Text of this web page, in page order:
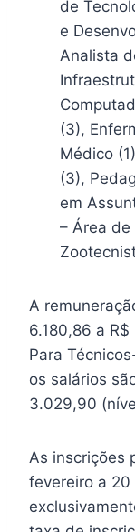
de
e
Analista
(3),
Médico
(3),
em
– Área de
A
6.180,86 a
Para
os salários
3.029,90
As inscrições
fevereiro a